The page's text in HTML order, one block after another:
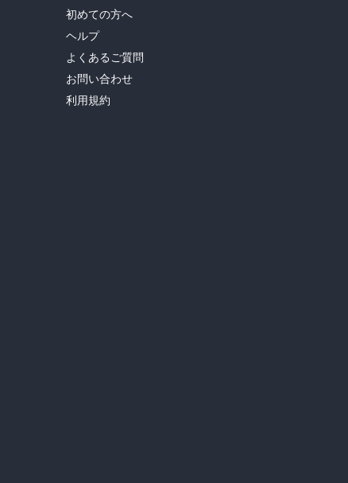
初めての方へ
ヘルプ
よくあるご質問
お問い合わせ
利用規約